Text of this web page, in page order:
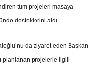
tüm projeleri masaya
desteklerini aldı.
da ziyaret eden Başkan
planlanan projelerle ilgili